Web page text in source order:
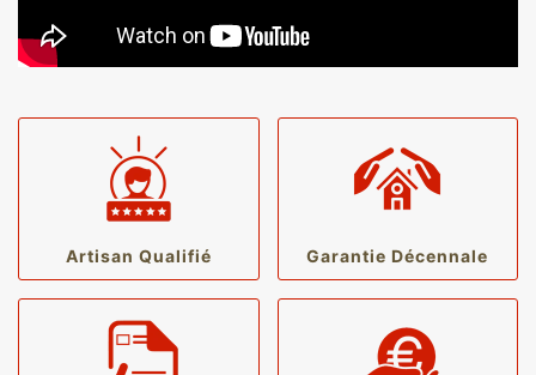
Artisan Qualifié Garantie Décennale